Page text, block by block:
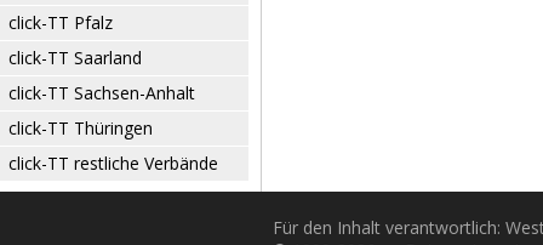
click-TT Pfalz
click-TT Saarland
click-TT Sachsen-Anhalt
click-TT Thüringen
click-TT restliche Verbände
Für den Inhalt verantwortlich: